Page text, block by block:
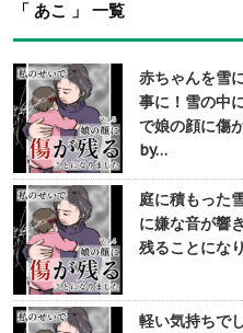
「 あこ 」 一覧
赤ちゃんを雪
事に！雪の中
で娘の顔に傷
by…
庭に積もった
に嫌な音が響
残ることにな
軽い気持ちで